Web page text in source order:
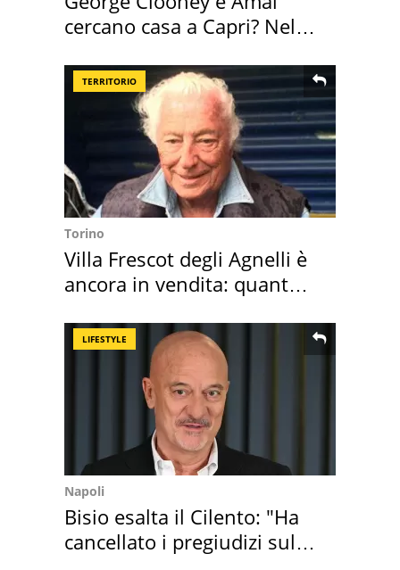
cercano casa a Capri? Nel
TERRITORIO
Torino
Villa Frescot degli Agnelli è
ancora in vendita: quanto
LIFESTYLE
Napoli
Bisio esalta il Cilento: "Ha
cancellato i pregiudizi sul